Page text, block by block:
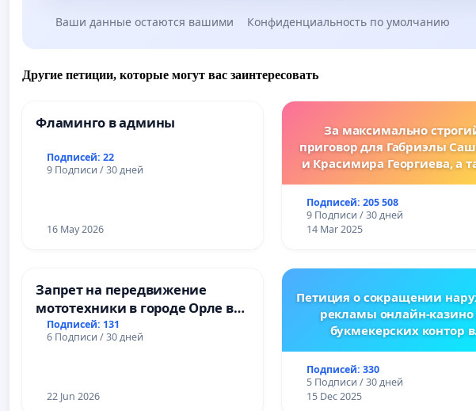
Ваши данные остаются вашими Конфиденциальность по умолчанию
Другие петиции, которые могут вас заинтересовать
Фламинго в админы
Подписей: 22
9 Подписи / 30 дней
16 May 2026
За максимально
приговор для Габриэлы
и Красимира Георгиева, а
предусматривающие
жесткие наказания за
преступления против
Подписей: 205 508
9 Подписи / 30 дней
14 Mar 2025
Запрет на передвижение
мототехники в городе Орле в
ночное время (с 22:00 до 05:00)
Подписей: 131
6 Подписи / 30 дней
22 Jun 2026
Петиция о сокращении
рекламы онлайн-казино
букмекерских контор в
Подписей: 330
5 Подписи / 30 дней
15 Dec 2025